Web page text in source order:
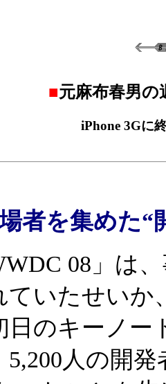
■元麻布春男の
iPhone 3Gに
者を集めた“
08」は、
ていたせいか
日のキーノー
5,200人の開